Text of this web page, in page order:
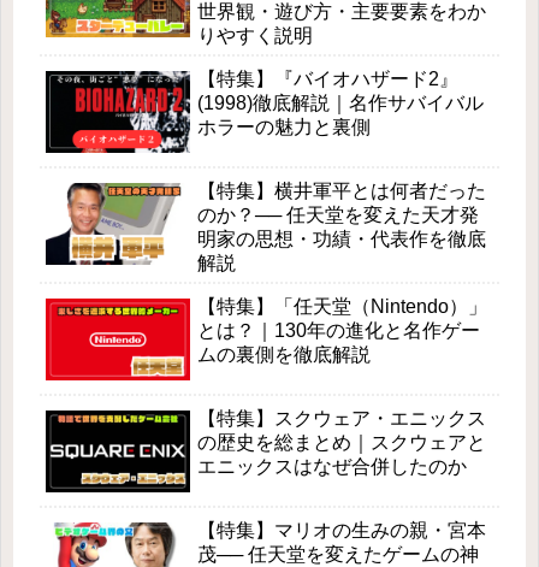
世界観・遊び方・主要要素をわか
りやすく説明
【特集】『バイオハザード2』
(1998)徹底解説｜名作サバイバル
ホラーの魅力と裏側
【特集】横井軍平とは何者だった
のか？── 任天堂を変えた天才発
明家の思想・功績・代表作を徹底
解説
【特集】「任天堂（Nintendo）」
とは？｜130年の進化と名作ゲー
ムの裏側を徹底解説
【特集】スクウェア・エニックス
の歴史を総まとめ｜スクウェアと
エニックスはなぜ合併したのか
【特集】マリオの生みの親・宮本
茂── 任天堂を変えたゲームの神